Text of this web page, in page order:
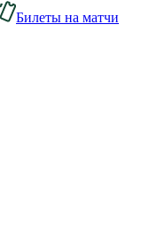
Билеты на матчи